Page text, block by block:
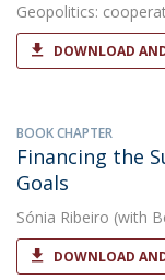
Geopolitics:
DOWNLOAD
BOOK CHAPTER
Financing the
Goals
Sónia Ribeiro (with
DOWNLOAD